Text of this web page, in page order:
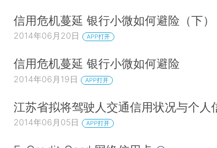
信用危机蔓延 银行小微如何避险（下）
2014年06月20日 APP打开
信用危机蔓延 银行小微如何避险
2014年06月19日 APP打开
江苏省拟将驾驶人交通信用状况与个人
2014年06月05日 APP打开